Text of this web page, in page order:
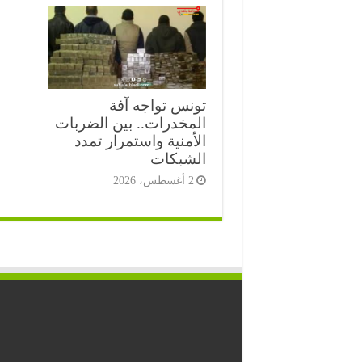
تونس تواجه آفة
المخدرات.. بين الضربات
الأمنية واستمرار تمدد
الشبكات
2 أغسطس، 2026